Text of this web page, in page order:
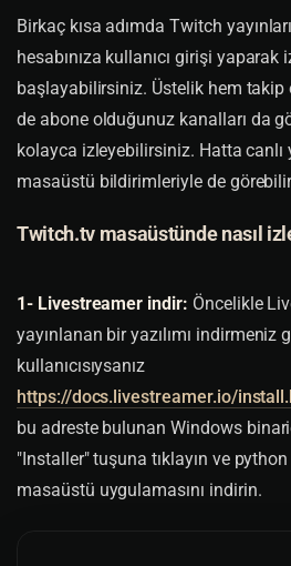
Birkaç kısa adımda Twitch
hesabınıza kullanıcı girişi yaparak
başlayabilirsiniz. Üstelik hem
de abone olduğunuz kanalları da
kolayca izleyebilirsiniz. Hatta canlı
masaüstü bildirimleriyle de
Twitch.tv masaüstünde nasıl
1- Livestreamer indir: Öncelikle
yayınlanan bir yazılımı indirmeniz
kullanıcısıysanız
https://docs.livestreamer.io/
bu adreste bulunan Windows
"Installer" tuşuna tıklayın ve
masaüstü uygulamasını indirin.